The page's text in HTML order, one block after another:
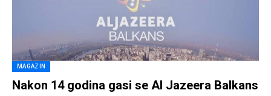
MAGAZIN
Nakon 14 godina gasi se Al Jazeera Balkans